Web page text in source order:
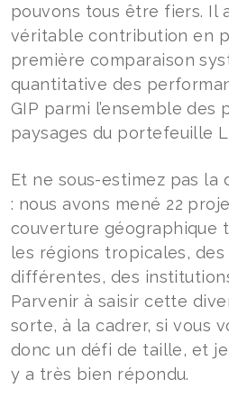
pouvons tous être fiers. Il
véritable contribution en
première comparaison
quantitative des
GIP parmi l’ensemble des
paysages du portefeuille
Et ne sous-estimez pas
: nous avons mené 22
couverture géographique
les régions tropicales, des
différentes, des
Parvenir à saisir cette
sorte, à la cadrer, si vous
donc un défi de taille, et
y a très bien répondu.